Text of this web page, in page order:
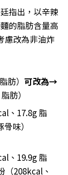
指出，以辛辣
的脂肪含量高
慮改為非油炸
肪） 可改為→
肪）
、17.8g 脂
味）
、19.9g 脂
（208kcal、